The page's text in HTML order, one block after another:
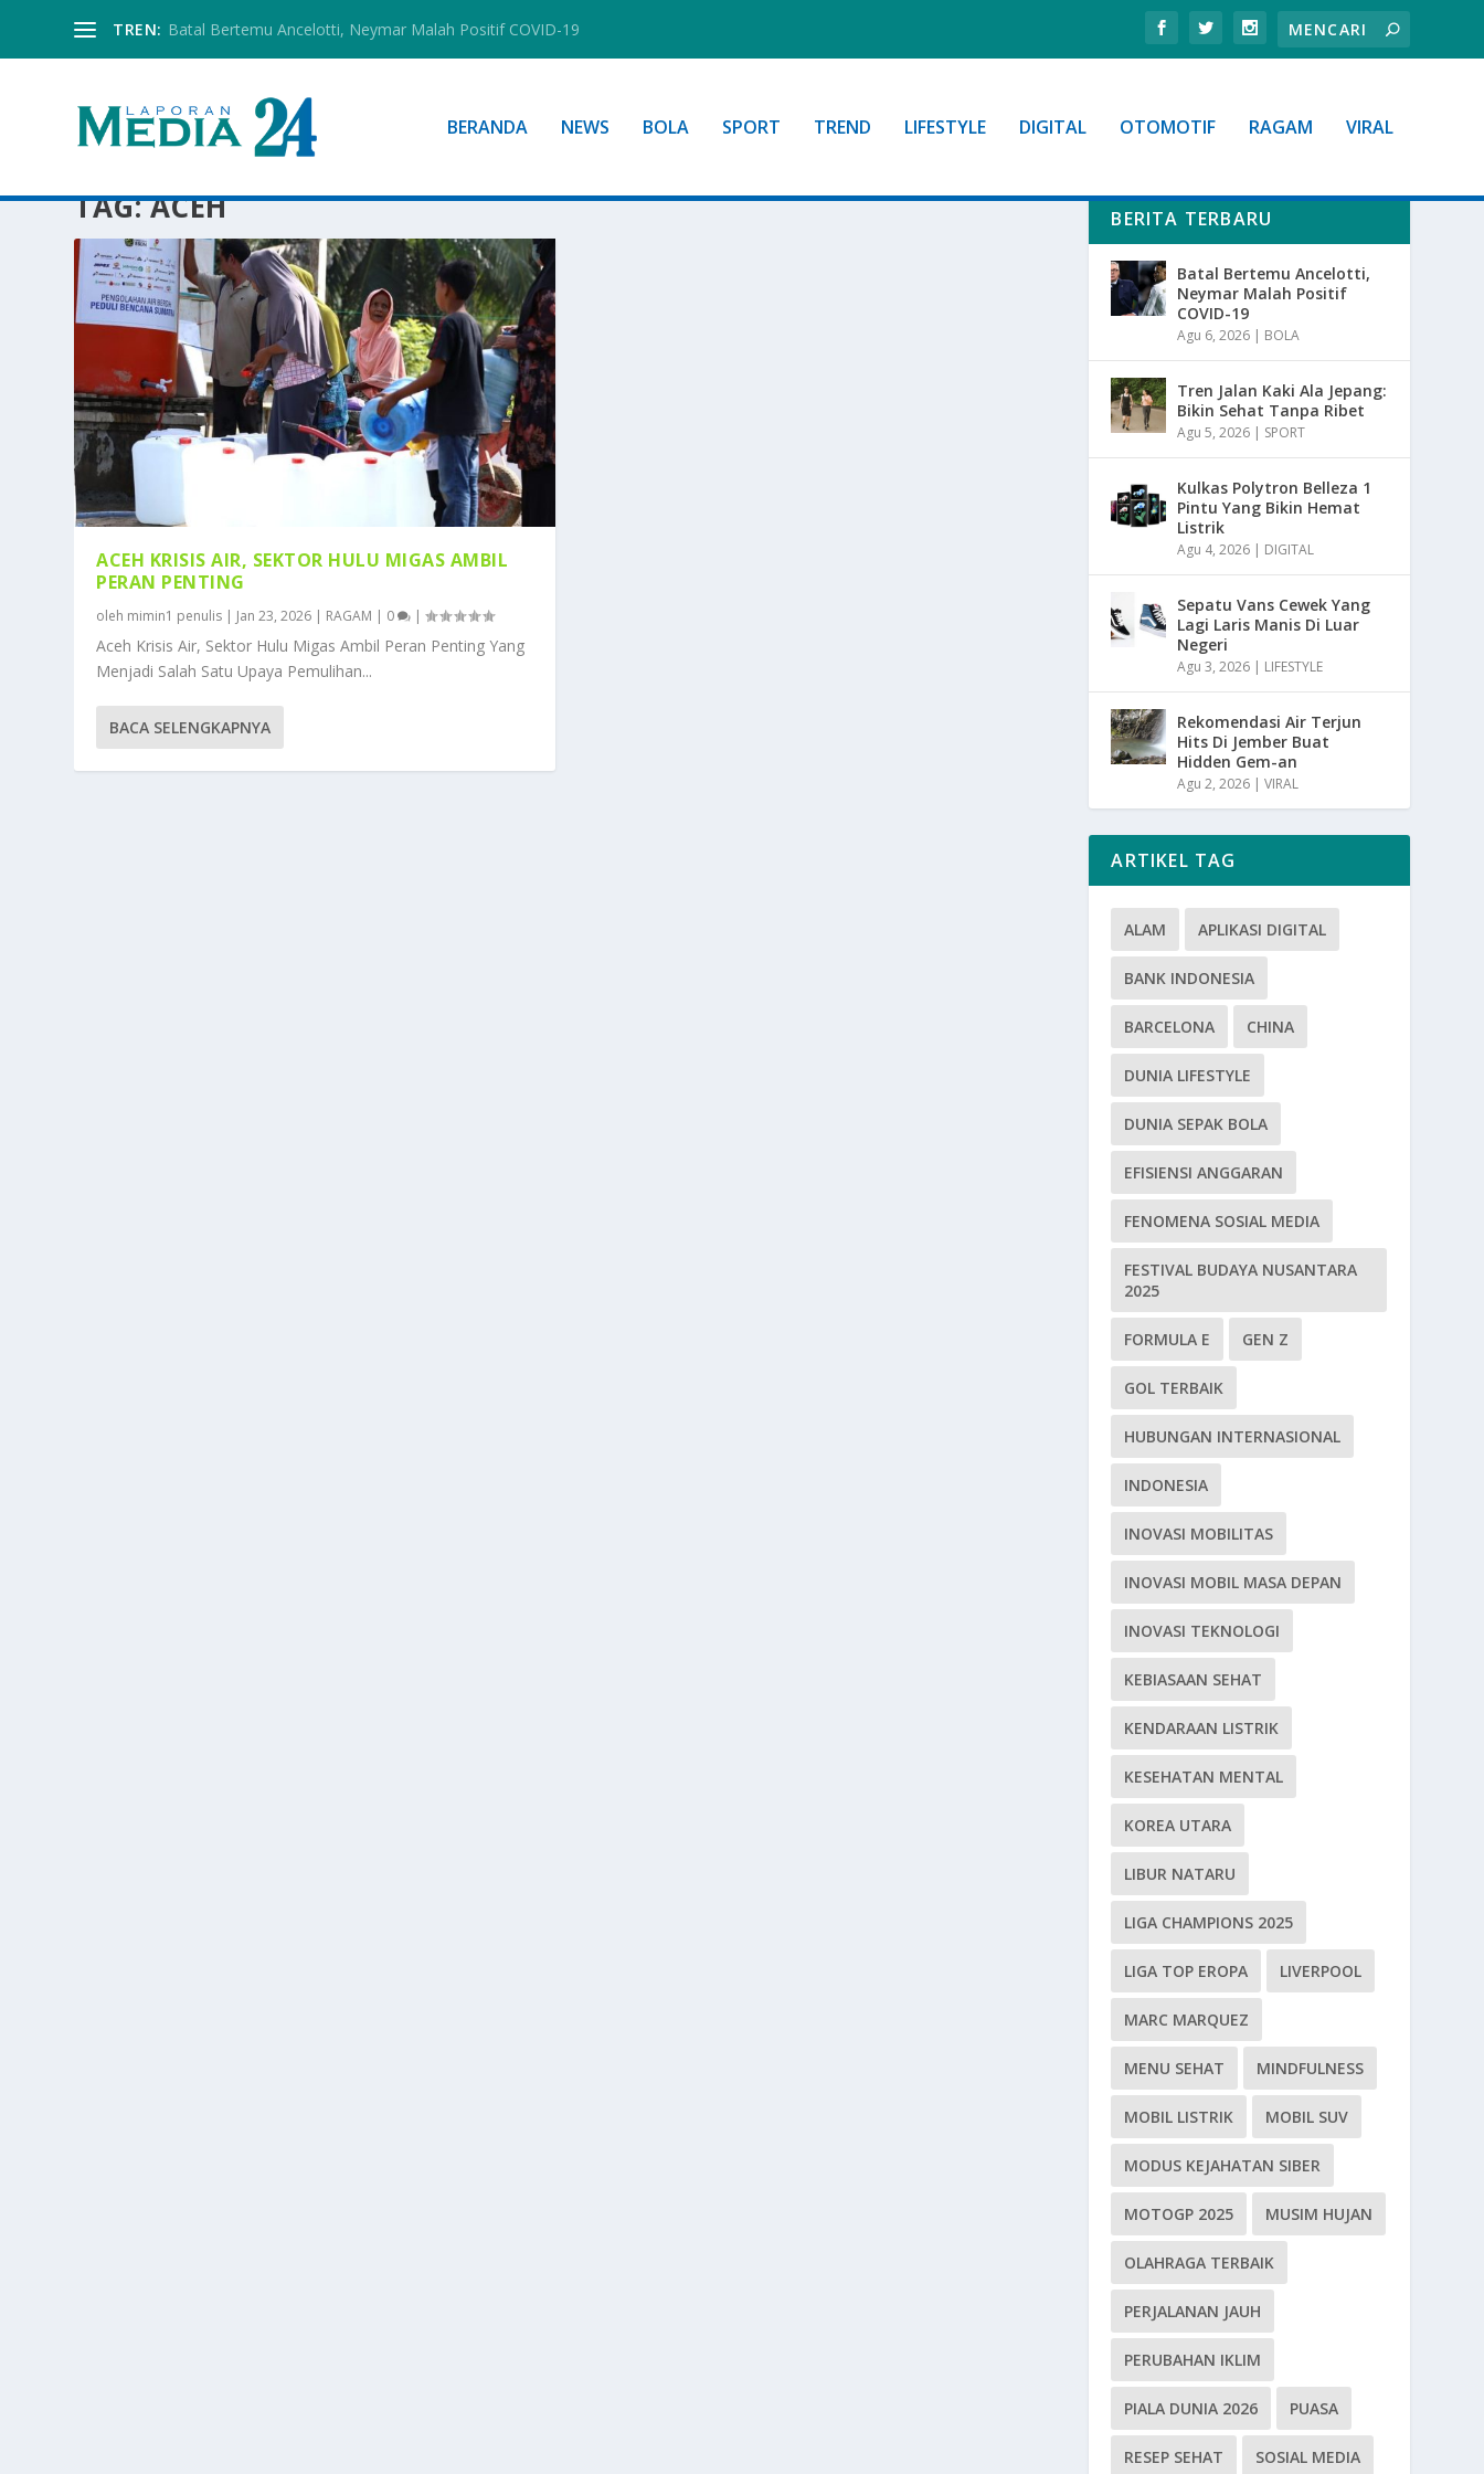
TREN: Batal Bertemu Ancelotti, Neymar Malah Positif COVID-19
BERANDA NEWS BOLA SPORT TREND LIFESTYLE DIGITAL OTOMOTIF RAGAM VIRAL
TAG:ACEH
ACEH KRISIS AIR, SEKTOR HULU MIGAS AMBIL
PERAN PENTING
oleh mimin1 penulis | Jan 23, 2026 | RAGAM | 0 |
Aceh Krisis Air, Sektor Hulu Migas Ambil Peran Penting Yang
Menjadi Salah Satu Upaya Pemulihan...
BACA SELENGKAPNYA
BERITA TERBARU
Batal Bertemu Ancelotti,
Neymar Malah Positif
COVID-19
Agu 6, 2026 | BOLA
Tren Jalan Kaki Ala Jepang:
Bikin Sehat Tanpa Ribet
Agu 5, 2026 | SPORT
Kulkas Polytron Belleza 1
Pintu Yang Bikin Hemat
Listrik
Agu 4, 2026 | DIGITAL
Sepatu Vans Cewek Yang
Lagi Laris Manis Di Luar
Negeri
Agu 3, 2026 | LIFESTYLE
Rekomendasi Air Terjun
Hits Di Jember Buat
Hidden Gem-an
Agu 2, 2026 |VIRAL
ARTIKEL TAG
ALAM APLIKASI DIGITAL
BANK INDONESIA
BARCELONA CHINA
DUNIA LIFESTYLE
DUNIA SEPAK BOLA
EFISIENSI ANGGARAN
FENOMENA SOSIAL MEDIA
FESTIVAL BUDAYA NUSANTARA
2025
FORMULA E GEN Z
GOL TERBAIK
HUBUNGAN INTERNASIONAL
INDONESIA
INOVASI MOBILITAS
INOVASI MOBIL MASA DEPAN
INOVASI TEKNOLOGI
KEBIASAAN SEHAT
KENDARAAN LISTRIK
KESEHATAN MENTAL
KOREA UTARA
LIBUR NATARU
LIGA CHAMPIONS 2025
LIGA TOP EROPA LIVERPOOL
MARC MARQUEZ
MENU SEHAT MINDFULNESS
MOBIL LISTRIK MOBIL SUV
MODUS KEJAHATAN SIBER
MOTOGP 2025 MUSIM HUJAN
OLAHRAGA TERBAIK
PERJALANAN JAUH
PERUBAHAN IKLIM
PIALA DUNIA 2026 PUASA
RESEP SEHAT SOSIAL MEDIA